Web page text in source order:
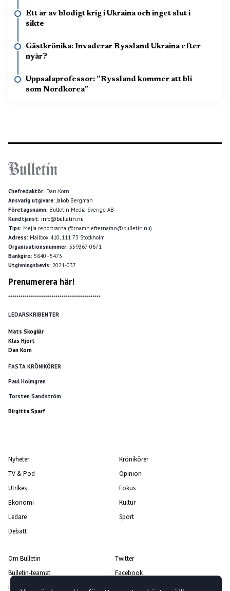
Ett år av blodigt krig i Ukraina och inget slut i
sikte
Gästkrönika: Invaderar Ryssland Ukraina efter
nyår?
Uppsalaprofessor: ”Ryssland kommer att bli
som Nordkorea”
Chefredaktör: Dan Korn
Ansvarig utgivare:Jakob Bergman
Företagsnamn: Bulletin Media Sverige AB
Kundtjänst: info@bulletin.nu
Tips: Mejla reportrarna (förnamn.efternamn@bulletin.nu)
Adress: Mailbox 410, 111 73 Stockholm
Organisationsnummer: 559367-0671
Bankgiro: 5840–5473
Utgivningsbevis: 2021-037
Prenumerera här!
*********************************************
LEDARSKRIBENTER
Mats Skogkär
Klas Hjort
Dan Korn
FASTA KRÖNIKÖRER
Paul Holmgren
Torsten Sandström
Birgitta Sparf
Nyheter
TV & Pod
Utrikes
Ekonomi
Ledare
Debatt
Krönikörer
Opinion
Fokus
Kultur
Sport
Om Bulletin
Bulletin-teamet
Integritetspolicy
Twitter
Facebook